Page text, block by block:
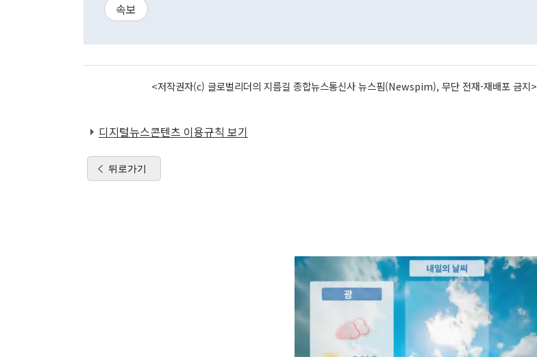
속보
<저작권자(c) 글로벌리더의 지름길 종합뉴스통신사 뉴스핌(Newspim), 무단 전재-재배포 금지>
디지털뉴스콘텐츠 이용규칙 보기
뒤로가기